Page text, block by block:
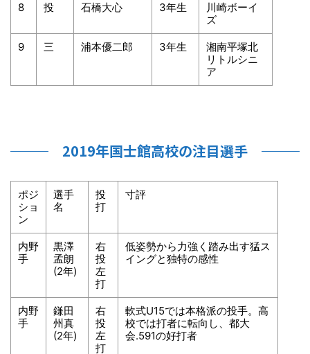
8 投 石橋大心 3年生
川崎ボーイ
ズ
9 三 浦本優二郎 3年生
湘南平塚北
リトルシニ
ア
2019年国士館高校の注目選手
ポジ
ショ
ン
選手
名
投
打
寸評
内野
手
黒澤
孟朗
(2年)
右
投
左
打
低姿勢から力強く踏み出す猛ス
イングと独特の感性
内野
手
鎌田
州真
(2年)
右
投
左
打
軟式U15では本格派の投手。高
校では打者に転向し、都大
会.591の好打者